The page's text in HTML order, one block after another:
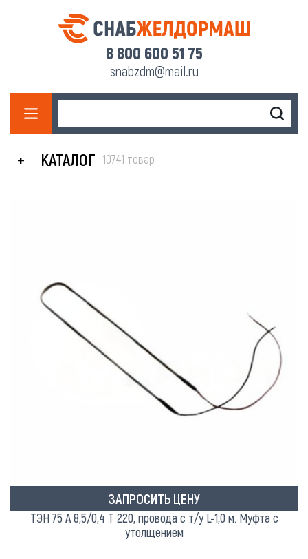
8 800 600 51 75
snabzdm@mail.ru
КАТАЛОГ 10741 товар
ЗАПРОСИТЬ ЦЕНУ
ТЭН 75 А 8,5/0,4 Т 220, провода с т/у L-1,0 м. Муфта с
утолщением